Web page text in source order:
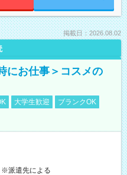
掲載日：2026.08.02
にお仕事＞コスメの
大学生歓迎
ブランクOK
※派遣先による